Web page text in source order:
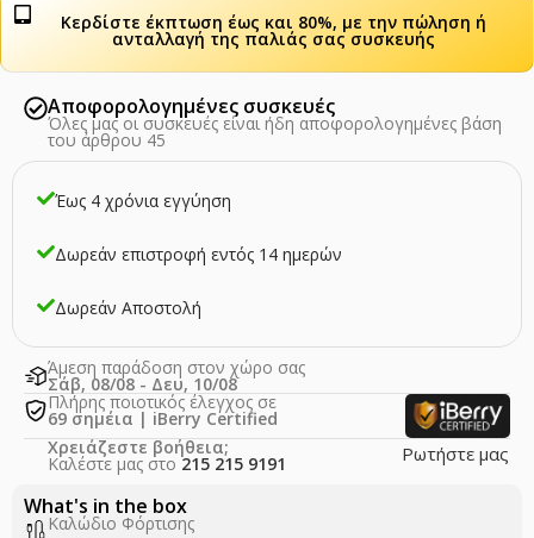
Κερδίστε έκπτωση έως και 80%, με την πώληση ή
ανταλλαγή της παλιάς σας συσκευής
What's in the box
Καλώδιο Φόρτισης
Έως 4 χρόνια εγγύηση
Δωρεάν επιστροφή εντός 14 ημερών
Δωρεάν Αποστολή
Αποφορολογημένες συσκευές
Όλες μας οι συσκευές είναι ήδη αποφορολογημένες βάση
του άρθρου 45
Άμεση παράδοση στον χώρο σας
Σάβ, 08/08 - Δευ, 10/08
Πλήρης ποιοτικός έλεγχος σε
69 σημέια | iBerry Certified
Χρειάζεστε βοήθεια;
Καλέστε μας στο 215 215 9191 Ρωτήστε μας